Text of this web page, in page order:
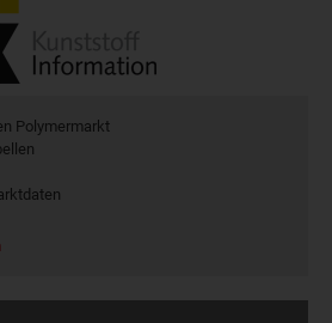
Polymermarkt